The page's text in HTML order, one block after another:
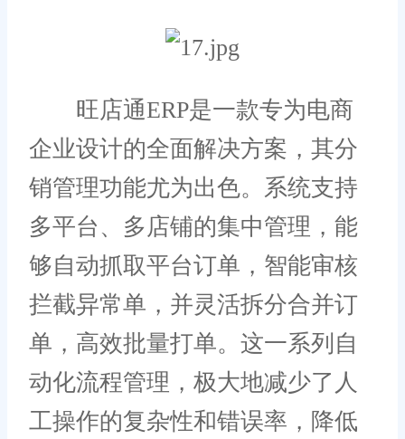
旺店通ERP是一款专为电商
企业设计的全面解决方案，其分
销管理功能尤为出色。系统支持
多平台、多店铺的集中管理，能
够自动抓取平台订单，智能审核
拦截异常单，并灵活拆分合并订
单，高效批量打单。这一系列自
动化流程管理，极大地减少了人
工操作的复杂性和错误率，降低